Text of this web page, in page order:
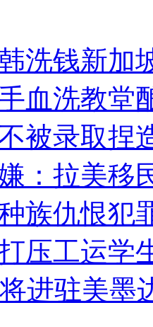
洗钱新加
血洗教堂
被录取捏
：拉美移
族仇恨犯
压工运学
进驻美墨